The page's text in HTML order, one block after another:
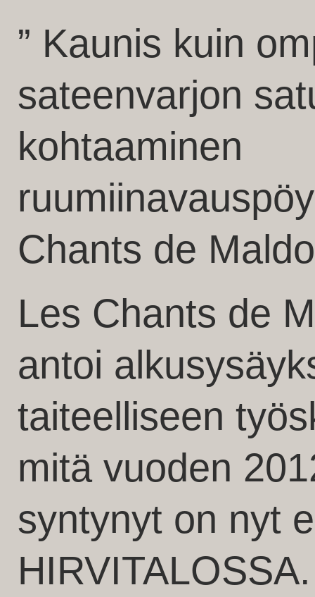
” Kaunis kuin
sateenvarjon
kohtaaminen
Chants de
Les Chants de
antoi
taiteelliseen
mitä vuoden
syntynyt on nyt